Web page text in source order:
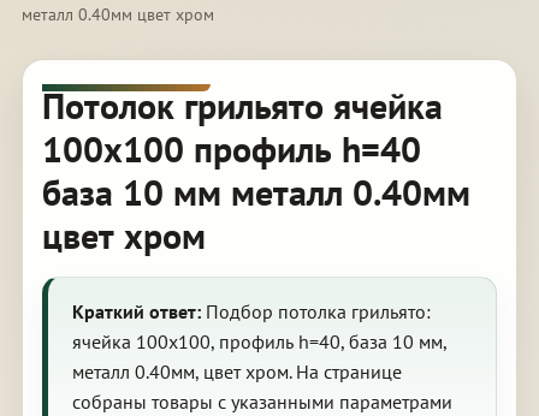
металл 0.40мм цвет хром
Потолок грильято ячейка
100х100 профиль h=40
база 10 мм металл 0.40мм
цвет хром
Краткий ответ:Подбор потолка грильято:
ячейка 100х100, профиль h=40, база 10 мм,
металл 0.40мм, цвет хром. На странице
собраны товары с указанными параметрами